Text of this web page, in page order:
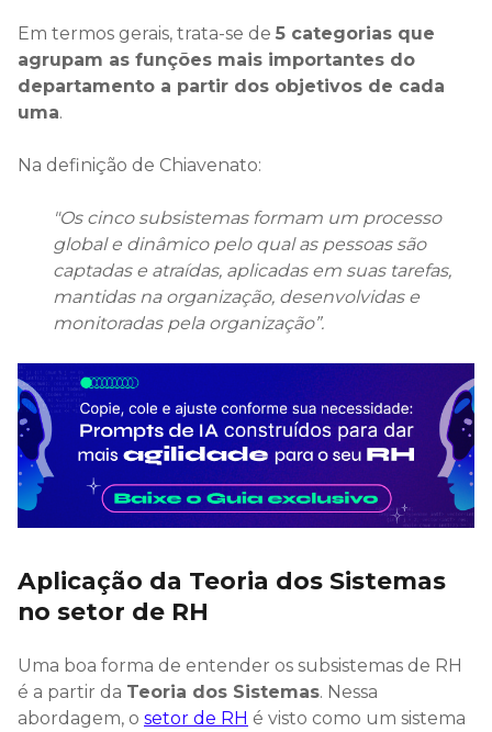
Em termos gerais, trata-se de 5 categorias que
agrupam as funções mais importantes do
departamento a partir dos objetivos de cada
uma.
Na definição de Chiavenato:
"Os cinco subsistemas formam um processo
global e dinâmico pelo qual as pessoas são
captadas e atraídas, aplicadas em suas tarefas,
mantidas na organização, desenvolvidas e
monitoradas pela organização”.
Aplicação da Teoria dos Sistemas
no setor de RH
Uma boa forma de entender os subsistemas de RH
é a partir da Teoria dos Sistemas. Nessa
abordagem, o setor de RH é visto como um sistema